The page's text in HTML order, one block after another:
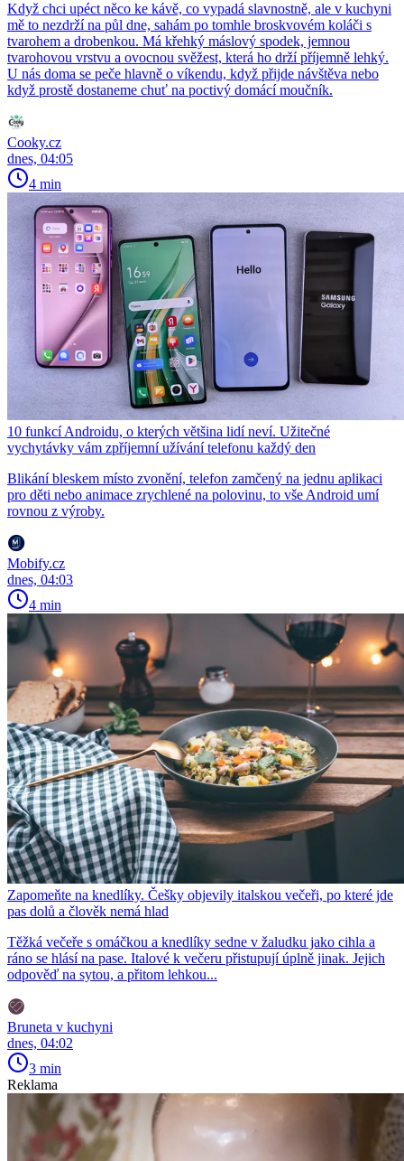
Když chci upéct něco ke kávě, co vypadá slavnostně, ale v kuchyni
mě to nezdrží na půl dne, sahám po tomhle broskvovém koláči s
tvarohem a drobenkou. Má křehký máslový spodek, jemnou
tvarohovou vrstvu a ovocnou svěžest, která ho drží příjemně lehký.
U nás doma se peče hlavně o víkendu, když přijde návštěva nebo
když prostě dostaneme chuť na poctivý domácí moučník.
Cooky.cz
dnes, 04:05
4 min
10 funkcí Androidu, o kterých většina lidí neví. Užitečné
vychytávky vám zpříjemní užívání telefonu každý den
Blikání bleskem místo zvonění, telefon zamčený na jednu aplikaci
pro děti nebo animace zrychlené na polovinu, to vše Android umí
rovnou z výroby.
Mobify.cz
dnes, 04:03
4 min
Zapomeňte na knedlíky. Češky objevily italskou večeři, po které jde
pas dolů a člověk nemá hlad
Těžká večeře s omáčkou a knedlíky sedne v žaludku jako cihla a
ráno se hlásí na pase. Italové k večeru přistupují úplně jinak. Jejich
odpověď na sytou, a přitom lehkou...
Bruneta v kuchyni
dnes, 04:02
3 min
Reklama